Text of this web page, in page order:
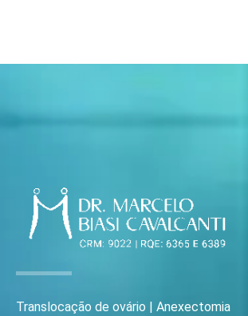
Translocação de ovário | Anexectomia